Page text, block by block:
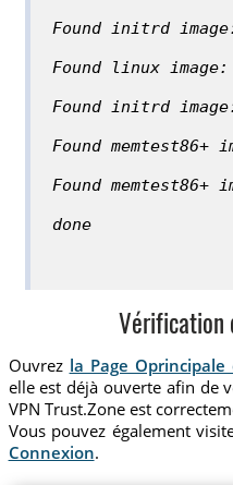
Found initrd
Found linux
Found initrd
Found memtest86+
Found memtest86+
done
Vérification
Ouvrez la Page Oprincipale
elle est déjà ouverte afin de
VPN Trust.Zone est
Vous pouvez également
Connexion.